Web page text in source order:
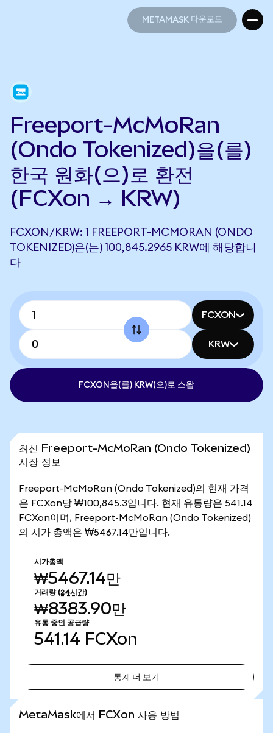
METAMASK 다운로드
Freeport-McMoRan
(Ondo Tokenized)을(를)
한국 원화(으)로 환전
(FCXon → KRW)
FCXON/KRW: 1 FREEPORT-MCMORAN (ONDO
TOKENIZED)은(는) 100,845.2965 KRW에 해당합니
다
FCXON
KRW
FCXON을(를) KRW(으)로 스왑
최신 Freeport-McMoRan (Ondo Tokenized)
시장 정보
Freeport-McMoRan (Ondo Tokenized)의 현재 가격
은 FCXon당 ₩100,845.3입니다. 현재 유통량은 541.14
FCXon이며, Freeport-McMoRan (Ondo Tokenized)
의 시가 총액은 ₩5467.14만입니다.
시가총액
₩5467.14만
거래량 (24시간)
₩8383.90만
유통 중인 공급량
541.14 FCXon
통계 더 보기
MetaMask에서 FCXon 사용 방법